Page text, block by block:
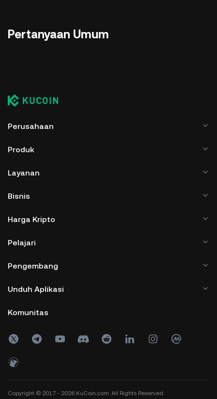
Pertanyaan Umum
Perusahaan
Produk
Layanan
Bisnis
Harga Kripto
Pelajari
Pengembang
Unduh Aplikasi
Komunitas
Copyright © 2017 - 2026 KuCoin.com. All Rights Reserved.